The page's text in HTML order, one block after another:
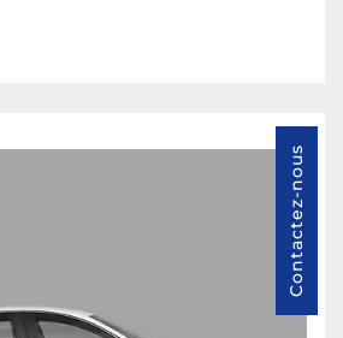
Contactez-nous